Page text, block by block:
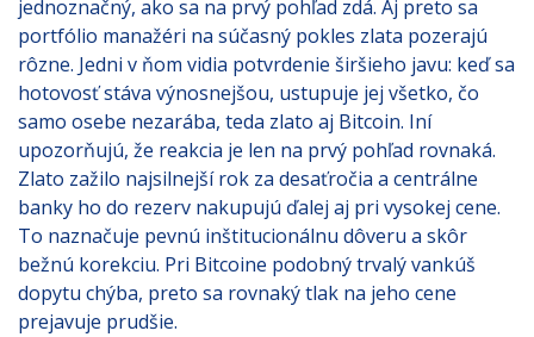
jednoznačný, ako sa na prvý pohľad zdá. Aj preto sa
portfólio manažéri na súčasný pokles zlata pozerajú
rôzne. Jedni v ňom vidia potvrdenie širšieho javu: keď sa
hotovosť stáva výnosnejšou, ustupuje jej všetko, čo
samo osebe nezarába, teda zlato aj Bitcoin. Iní
upozorňujú, že reakcia je len na prvý pohľad rovnaká.
Zlato zažilo najsilnejší rok za desaťročia a centrálne
banky ho do rezerv nakupujú ďalej aj pri vysokej cene.
To naznačuje pevnú inštitucionálnu dôveru a skôr
bežnú korekciu. Pri Bitcoine podobný trvalý vankúš
dopytu chýba, preto sa rovnaký tlak na jeho cene
prejavuje prudšie.